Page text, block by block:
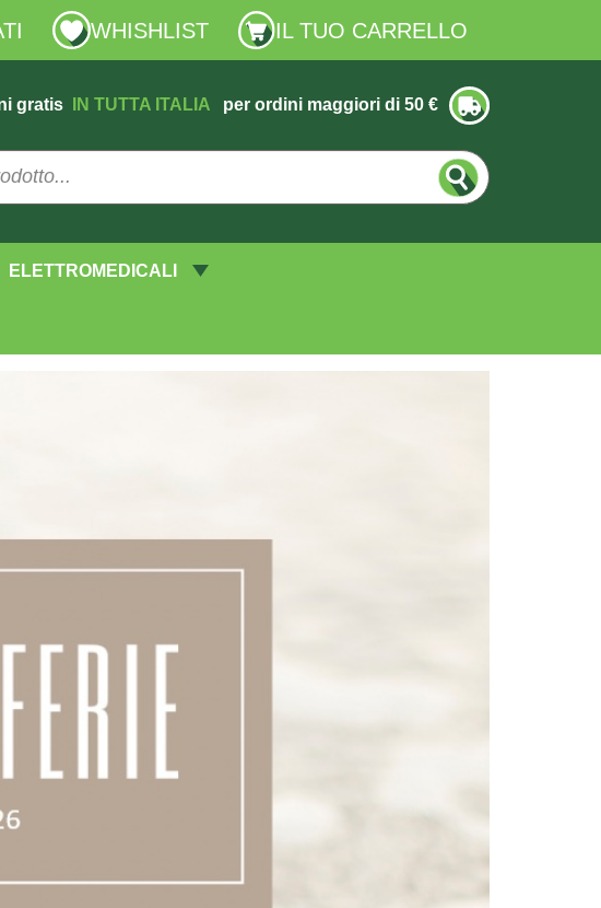
WHISHLIST IL TUO CARRELLO
gratis IN TUTTA ITALIA per ordini maggiori di 50 €
ELETTROMEDICALI